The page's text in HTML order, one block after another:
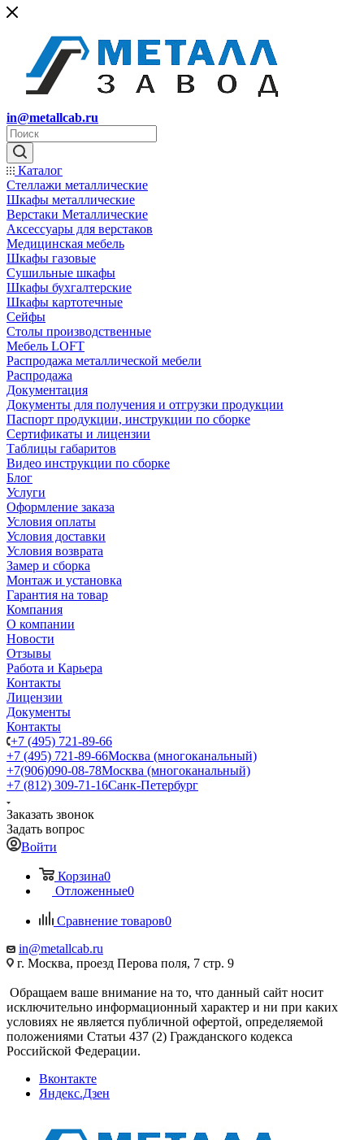
in@metallcab.ru
Каталог
Стеллажи металлические
Шкафы металлические
Верстаки Металлические
Аксессуары для верстаков
Медицинская мебель
Шкафы газовые
Сушильные шкафы
Шкафы бухгалтерские
Шкафы картотечные
Сейфы
Столы производственные
Мебель LOFT
Распродажа металлической мебели
Распродажа
Документация
Документы для получения и отгрузки продукции
Паспорт продукции, инструкции по сборке
Сертификаты и лицензии
Таблицы габаритов
Видео инструкции по сборке
Блог
Услуги
Оформление заказа
Условия оплаты
Условия доставки
Условия возврата
Замер и сборка
Монтаж и установка
Гарантия на товар
Компания
О компании
Новости
Отзывы
Работа и Карьера
Контакты
Лицензии
Документы
Контакты
+7 (495) 721-89-66
+7 (495) 721-89-66Москва (многоканальный)
+7(906)090-08-78Москва (многоканальный)
+7 (812) 309-71-16Санк-Петербург
Заказать звонок
Задать вопрос
Войти
Корзина0
Отложенные0
Сравнение товаров0
in@metallcab.ru
г. Москва, проезд Перова поля, 7 стр. 9
Обращаем ваше внимание на то, что данный сайт носит
исключительно информационный характер и ни при каких
условиях не является публичной офертой, определяемой
положениями Статьи 437 (2) Гражданского кодекса
Российской Федерации.
Вконтакте
Яндекс.Дзен